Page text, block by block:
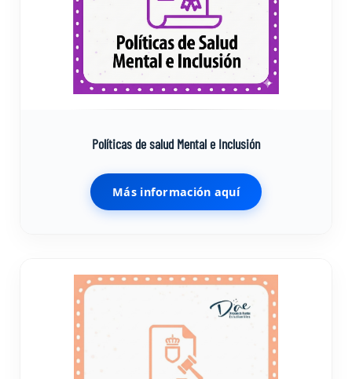
Políticas de salud Mental e Inclusión
Más información aquí